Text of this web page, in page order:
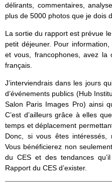
délirants, commentaires,
plus de 5000 photos que je dois
La sortie du rapport est prévue
petit déjeuner. Pour
et vous, francophones, avez la
français.
J’interviendrais dans les jours
d’événements publics (Hub
Salon Paris Images Pro) ainsi
C’est d’ailleurs grâce à elles
temps et déplacement
Donc, si vous êtes intéressés,
Vous bénéficierez non
du CES et des tendances
Rapport du CES d’exister.